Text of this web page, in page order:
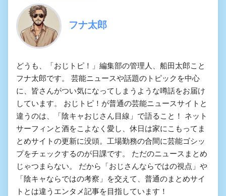
フナ太郎
どうも、「おじトピ！」編集部の管理人、船田太郎こと
フナ太郎です。 芸能ニュースや話題のトピックを中心
に、皆さんがつい気になってしまうような噂話をお届け
しています。 おじトピ！が普通の芸能ニュースサイトと
違うのは、「陰キャおじさん目線」で語ること！ ネット
サーフィンと酒をこよなく愛し、休日は家にこもってま
とめサイトの更新に没頭。工場勤務の合間に芸能ゴシッ
プをチェックするのが日課です。 ただのニュースまとめ
じゃつまらない。 だから「おじさんならではの視点」や
「陰キャならではの考察」を交えて、普通のまとめサイ
トとは違うエンタメ記事を目指しています！